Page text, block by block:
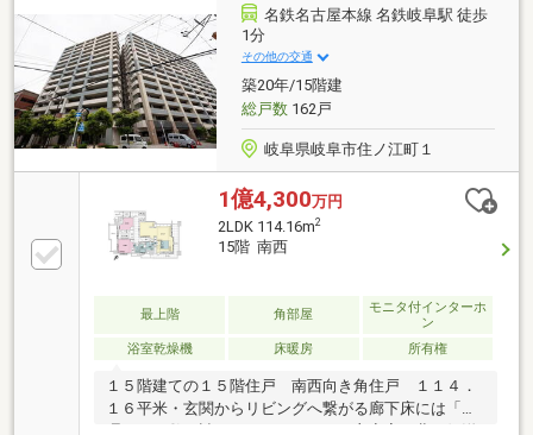
グ床暖房敷地内駐車場空き有／エントランスはキーレ
スリモコン対応／ペット可（飼育細則あり）岐阜駅前
の中心、利便性＋落ち着いた住環境です。ＪＲ東海道
本線「岐阜」駅より徒歩７分ＪＲ高山本線「岐阜」駅
徒歩８分
名鉄名古屋本線 名鉄岐阜駅 徒歩
1分
その他の交通
築20年/15階建
総戸数162戸
岐阜県岐阜市住ノ江町１
1億4,300万円
2LDK 114.16m2
15階 南西
最上階 角部屋
モニタ付インターホ
ン
浴室乾燥機
床暖房 所有権
１５階建ての１５階住戸 南西向き角住戸 １１４．
１６平米・玄関からリビングへ繋がる廊下床には「大
理石」が敷き詰められています。・主寝室の北西側洋